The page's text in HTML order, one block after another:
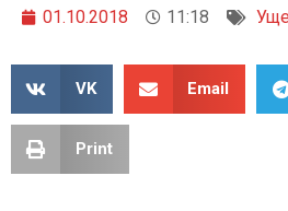
01.10.2018 11:18
VK Email
Print